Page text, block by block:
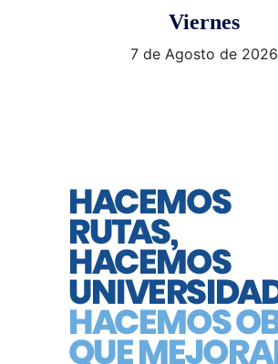
Viernes
7 de Agosto de 2026